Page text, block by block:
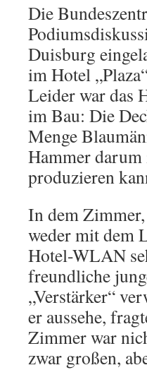
Die
Duisburg
im Hotel
Leider war das
im Bau: Die
Menge
Hammer
produzieren
In dem
weder mit dem
Hotel-WLAN
freundliche
„Verstärker“
er aussehe,
Zimmer war
zwar großen,